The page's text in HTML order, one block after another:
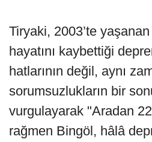
Tiryaki, 2003’te
hayatını kaybettiği
hatlarının değil, aynı
sorumsuzlukların bir
vurgulayarak "Aradan
rağmen Bingöl, hâlâ